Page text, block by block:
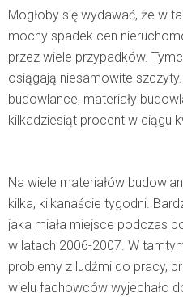
Mogłoby się wydawać, że w
mocny spadek cen
przez wiele przypadków.
osiągają niesamowite
budowlance, materiały
kilkadziesiąt procent w ciągu
Na wiele materiałów
kilka, kilkanaście tygodni.
jaka miała miejsce podczas
w latach 2006-2007. W
problemy z ludźmi do pracy,
wielu fachowców wyjechało